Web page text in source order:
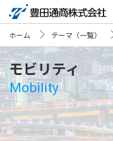
ホーム テーマ（一覧）
モビリティ
Mobility